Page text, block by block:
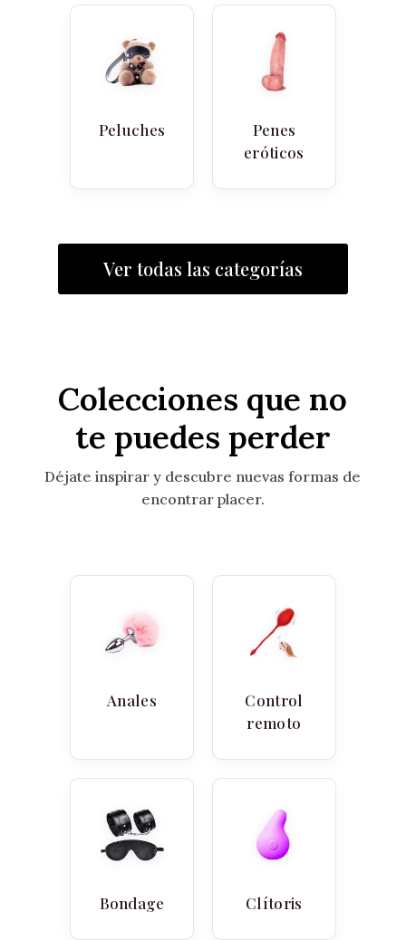
Peluches
Penes
eróticos
Ver todas las categorías
Colecciones que no
te puedes perder
Déjate inspirar y descubre nuevas formas de
encontrar placer.
Anales
Control
remoto
Bondage Clítoris